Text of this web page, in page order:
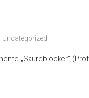
Uncategorized
„Säureblocker“